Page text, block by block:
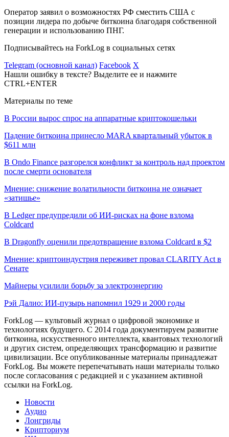
Оператор заявил о возможностях РФ сместить США с
позиции лидера по добыче биткоина благодаря собственной
генерации и использованию ПНГ.
Подписывайтесь на ForkLog в социальных сетях
Telegram (основной канал) Facebook X
Нашли ошибку в тексте? Выделите ее и нажмите
CTRL+ENTER
Материалы по теме
В России вырос спрос на аппаратные криптокошельки
Падение биткоина принесло MARA квартальный убыток в
$611 млн
В Ondo Finance разгорелся конфликт за контроль над проектом
после смерти основателя
Мнение: снижение волатильности биткоина не означает
«затишье»
В Ledger предупредили об ИИ-рисках на фоне взлома
Coldcard
В Dragonfly оценили предотвращение взлома Coldcard в $2
Мнение: криптоиндустрия переживет провал CLARITY Act в
Сенате
Майнеры усилили борьбу за электроэнергию
Рэй Далио: ИИ-пузырь напомнил 1929 и 2000 годы
ForkLog — культовый журнал о цифровой экономике и
технологиях будущего. С 2014 года документируем развитие
биткоина, искусственного интеллекта, квантовых технологий
и других систем, определяющих трансформацию и развитие
цивилизации. Все опубликованные материалы принадлежат
ForkLog. Вы можете перепечатывать наши материалы только
после согласования с редакцией и с указанием активной
ссылки на ForkLog.
Новости
Аудио
Лонгриды
Крипториум